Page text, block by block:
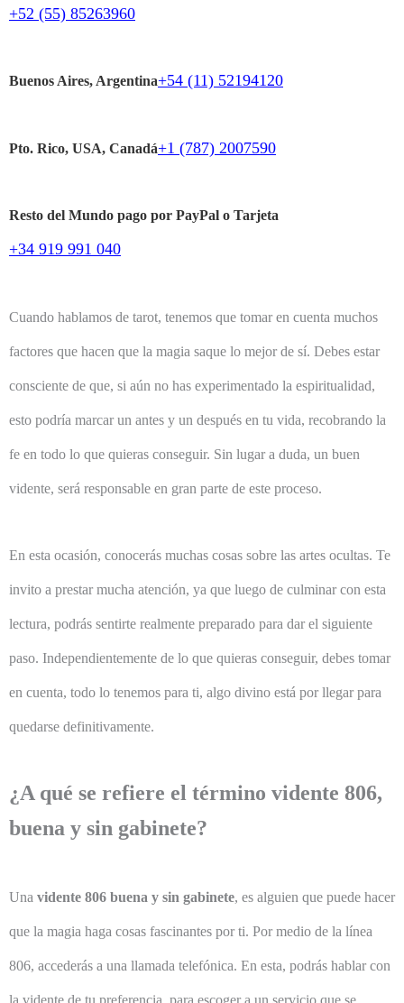
+52 (55) 85263960
Buenos Aires, Argentina+54 (11) 52194120
Pto. Rico, USA, Canadá+1 (787) 2007590
Resto del Mundo pago por PayPal o Tarjeta
+34 919 991 040
Cuando hablamos de tarot, tenemos que tomar en cuenta muchos
factores que hacen que la magia saque lo mejor de sí. Debes estar
consciente de que, si aún no has experimentado la espiritualidad,
esto podría marcar un antes y un después en tu vida, recobrando la
fe en todo lo que quieras conseguir. Sin lugar a duda, un buen
vidente, será responsable en gran parte de este proceso.
En esta ocasión, conocerás muchas cosas sobre las artes ocultas. Te
invito a prestar mucha atención, ya que luego de culminar con esta
lectura, podrás sentirte realmente preparado para dar el siguiente
paso. Independientemente de lo que quieras conseguir, debes tomar
en cuenta, todo lo tenemos para ti, algo divino está por llegar para
quedarse definitivamente.
¿A qué se refiere el término vidente 806,
buena y sin gabinete?
Una vidente 806 buena y sin gabinete, es alguien que puede hacer
que la magia haga cosas fascinantes por ti. Por medio de la línea
806, accederás a una llamada telefónica. En esta, podrás hablar con
la vidente de tu preferencia, para escoger a un servicio que se